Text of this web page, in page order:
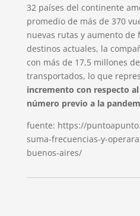
32 países del continente
promedio de más de 370
nuevas rutas y aumento de
destinos actuales, la
con más de 17,5 millones
transportados, lo que
incremento con respecto
número previo a la
fuente: https://
suma-frecuencias-y-
buenos-aires/